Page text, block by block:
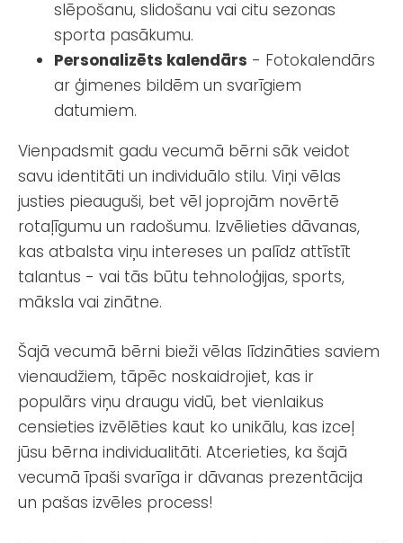
slēpošanu, slidošanu vai citu sezonas
sporta pasākumu.
Personalizēts kalendārs - Fotokalendārs
ar ģimenes bildēm un svarīgiem
datumiem.
Vienpadsmit gadu vecumā bērni sāk veidot
savu identitāti un individuālo stilu. Viņi vēlas
justies pieauguši, bet vēl joprojām novērtē
rotaļīgumu un radošumu. Izvēlieties dāvanas,
kas atbalsta viņu intereses un palīdz attīstīt
talantus - vai tās būtu tehnoloģijas, sports,
māksla vai zinātne.
Šajā vecumā bērni bieži vēlas līdzināties saviem
vienaudžiem, tāpēc noskaidrojiet, kas ir
populārs viņu draugu vidū, bet vienlaikus
censieties izvēlēties kaut ko unikālu, kas izceļ
jūsu bērna individualitāti. Atcerieties, ka šajā
vecumā īpaši svarīga ir dāvanas prezentācija
un pašas izvēles process!